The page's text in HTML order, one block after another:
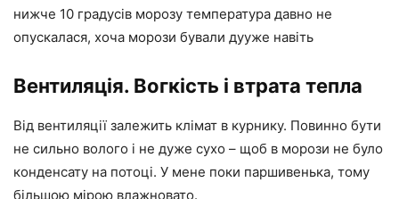
нижче 10 градусів морозу температура давно не
опускалася, хоча морози бували дууже навіть
Вентиляція. Вогкість і втрата тепла
Від вентиляції залежить клімат в курнику. Повинно бути
не сильно волого і не дуже сухо – щоб в морози не було
конденсату на потоці. У мене поки паршивенька, тому
більшою мірою влажновато.